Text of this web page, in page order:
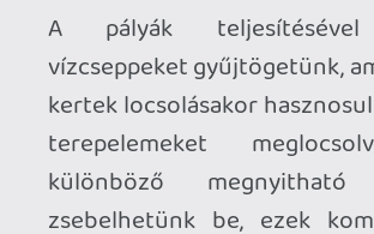
visszaszerezni a Bellabel Park ellopott
harangvirágait. Magyarul: korábbi pályák
remixein játszva új bossfightokig lehet
eljutni, ahol az egyes Koopaklambók
speckó formái ellen vesszük fel a harcot.
Ezek szintén ötletesek, vidámak, és
annyira nem is könnyűek. Élvezni fogja
őket mindenki, aki szereti a